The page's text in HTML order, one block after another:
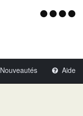
Menu
Nouveautés Aide